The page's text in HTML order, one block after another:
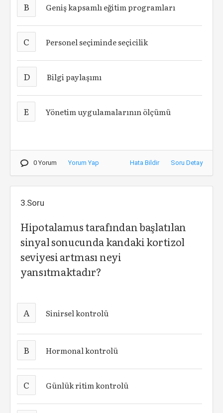
B Geniş kapsamlı eğitim programları
C Personel seçiminde seçicilik
D Bilgi paylaşımı
E Yönetim uygulamalarının ölçümü
0 Yorum Yorum Yap Hata Bildir Soru Detay
3.Soru
Hipotalamus tarafından başlatılan
sinyal sonucunda kandaki kortizol
seviyesi artması neyi
yansıtmaktadır?
A Sinirsel kontrolü
B Hormonal kontrolü
C Günlük ritim kontrolü